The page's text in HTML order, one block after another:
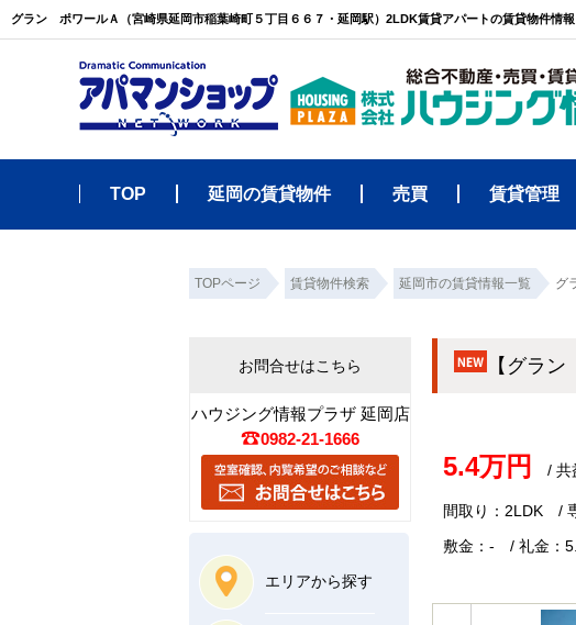
TOP 延岡の賃貸物件 売買 賃貸管理
TOPページ 賃貸物件検索 延岡市の賃貸情報一覧 グ
【グラ
5.4万円 / 共
間取り：2LDK /
敷金：- / 礼金：
お問合せはこちら
ハウジング情報プラザ 延岡店
0982-21-1666
エリアから探す